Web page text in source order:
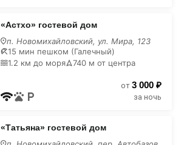
«Астхо» гостевой дом
п. Новомихайловский, ул. Мира, 123
15 мин пешком (Галечный)
1.2 км до моря
740 м от центра
от 3 000 ₽
за ночь
«Татьяна» гостевой дом